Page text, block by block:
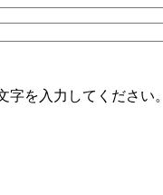
字を入力してください。